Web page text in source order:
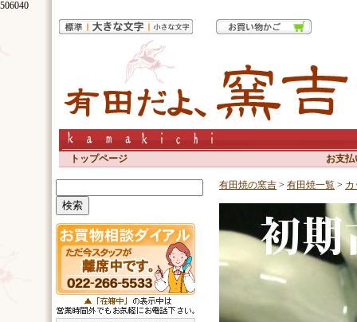
506040
トップページ お支
有田焼の窯吉 > 有田焼一覧 > カ